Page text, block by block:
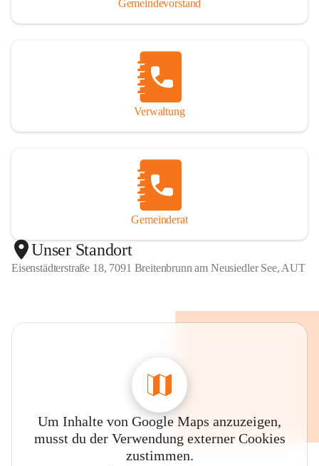
Gemeindevorstand
Verwaltung
Gemeinderat
Unser Standort
Eisenstädterstraße 18, 7091 Breitenbrunn am Neusiedler See, AUT
Um Inhalte von Google Maps anzuzeigen,
musst du der Verwendung externer Cookies
zustimmen.